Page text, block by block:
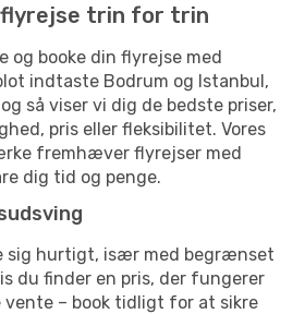
flyrejse trin for trin
og booke din flyrejse med
indtaste Bodrum og Istanbul,
så viser vi dig de bedste priser,
pris eller fleksibilitet. Vores
fremhæver flyrejser med
dig tid og penge.
sig hurtigt, især med begrænset
du finder en pris, der fungerer
vente – book tidligt for at sikre